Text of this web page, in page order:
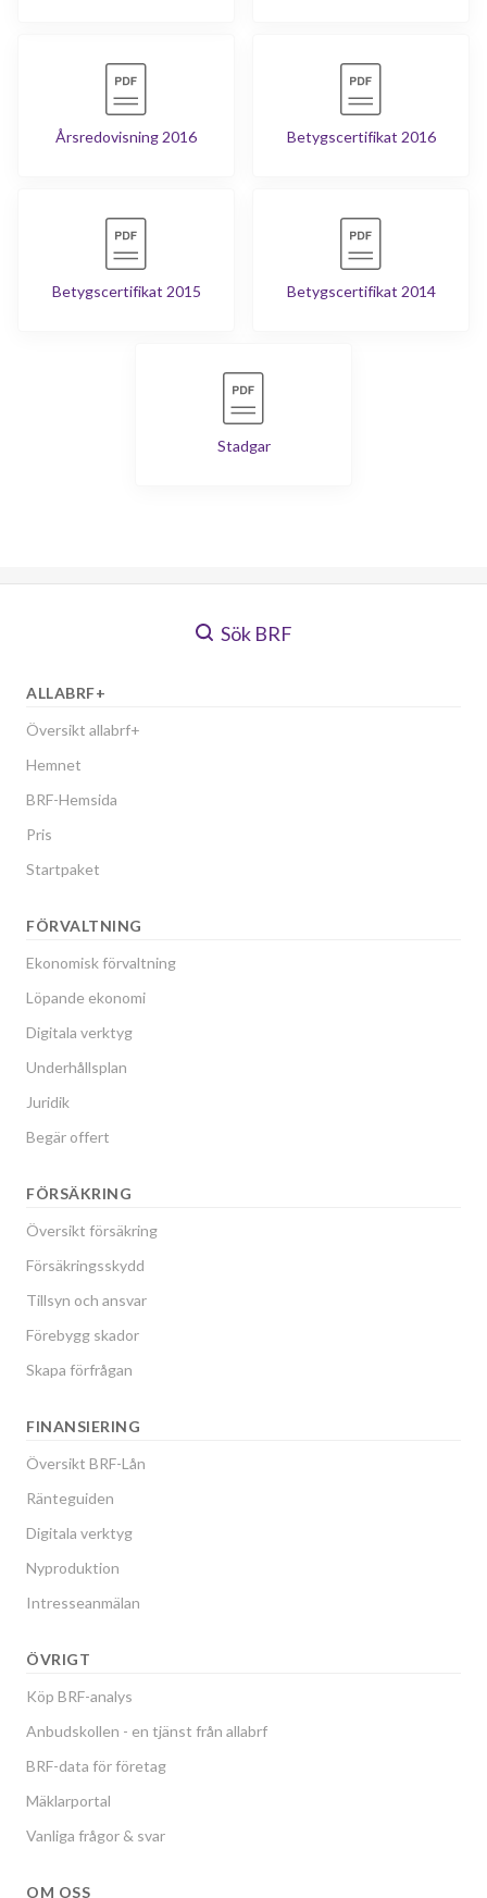
Årsredovisning 2016 Betygscertifikat 2016
Betygscertifikat 2015 Betygscertifikat 2014
Stadgar
Sök BRF
ALLABRF+
Översikt allabrf+
Hemnet
BRF-Hemsida
Pris
Startpaket
FÖRVALTNING
Ekonomisk förvaltning
Löpande ekonomi
Digitala verktyg
Underhållsplan
Juridik
Begär offert
FÖRSÄKRING
Översikt försäkring
Försäkringsskydd
Tillsyn och ansvar
Förebygg skador
Skapa förfrågan
FINANSIERING
Översikt BRF-Lån
Ränteguiden
Digitala verktyg
Nyproduktion
Intresseanmälan
ÖVRIGT
Köp BRF-analys
Anbudskollen - en tjänst från allabrf
BRF-data för företag
Mäklarportal
Vanliga frågor & svar
OM OSS